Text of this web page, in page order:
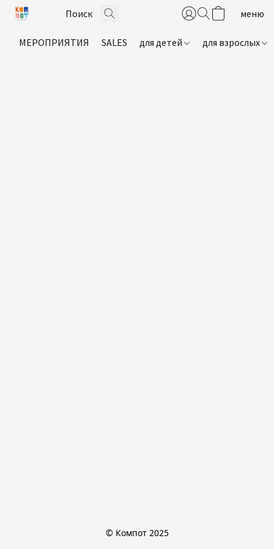
МЕРОПРИЯТИЯ SALES для детей для взрослых
© Компот 2025